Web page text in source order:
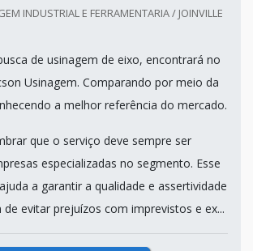
INDUSTRIAL E FERRAMENTARIA / JOINVILLE
de usinagem de eixo, encontrará no
Usinagem. Comparando por meio da
a melhor referência do mercado.
que o serviço deve sempre ser
especializadas no segmento. Esse
a garantir a qualidade e assertividade
evitar prejuízos com imprevistos e ex...